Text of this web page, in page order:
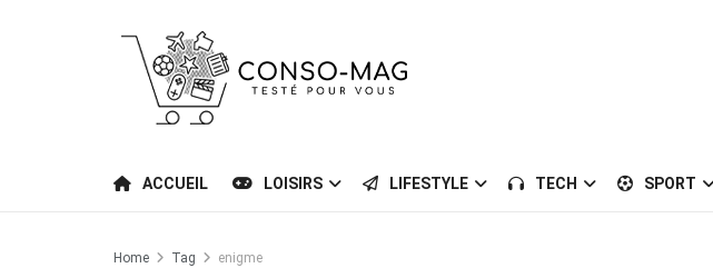
ACCUEIL LOISIRS LIFESTYLE TECH SPORT
Home Tag enigme